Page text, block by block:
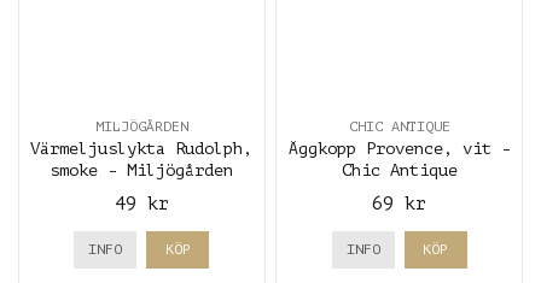
MILJÖGÅRDEN
Värmeljuslykta Rudolph,
smoke - Miljögården
49 kr
INFO KÖP
CHIC ANTIQUE
Äggkopp Provence, vit -
Chic Antique
69 kr
INFO KÖP